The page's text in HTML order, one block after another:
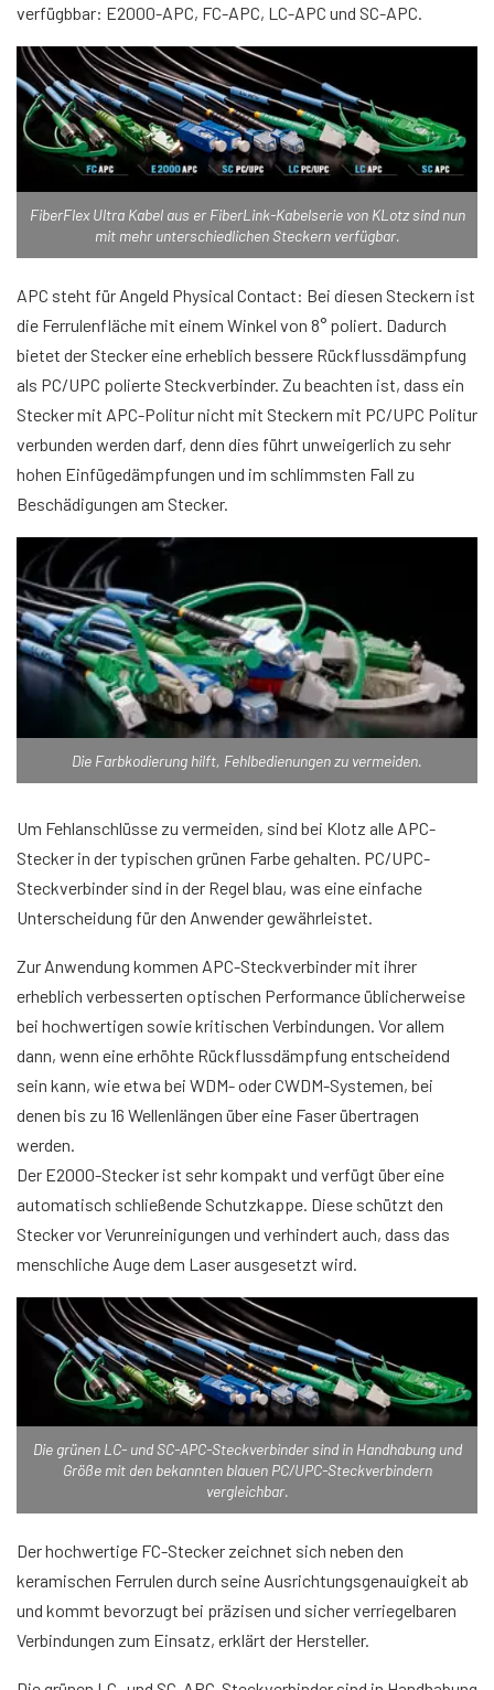
verfügbbar: E2000-APC, FC-APC, LC-APC und SC-APC.
FiberFlex Ultra Kabel aus er FiberLink-Kabelserie von KLotz sind nun
mit mehr unterschiedlichen Steckern verfügbar.
APC steht für Angeld Physical Contact: Bei diesen Steckern ist
die Ferrulenfläche mit einem Winkel von 8° poliert. Dadurch
bietet der Stecker eine erheblich bessere Rückflussdämpfung
als PC/UPC polierte Steckverbinder. Zu beachten ist, dass ein
Stecker mit APC-Politur nicht mit Steckern mit PC/UPC Politur
verbunden werden darf, denn dies führt unweigerlich zu sehr
hohen Einfügedämpfungen und im schlimmsten Fall zu
Beschädigungen am Stecker.
Die Farbkodierung hilft, Fehlbedienungen zu vermeiden.
Um Fehlanschlüsse zu vermeiden, sind bei Klotz alle APC-
Stecker in der typischen grünen Farbe gehalten. PC/UPC-
Steckverbinder sind in der Regel blau, was eine einfache
Unterscheidung für den Anwender gewährleistet.
Zur Anwendung kommen APC-Steckverbinder mit ihrer
erheblich verbesserten optischen Performance üblicherweise
bei hochwertigen sowie kritischen Verbindungen. Vor allem
dann, wenn eine erhöhte Rückflussdämpfung entscheidend
sein kann, wie etwa bei WDM- oder CWDM-Systemen, bei
denen bis zu 16 Wellenlängen über eine Faser übertragen
werden.
Der E2000-Stecker ist sehr kompakt und verfügt über eine
automatisch schließende Schutzkappe. Diese schützt den
Stecker vor Verunreinigungen und verhindert auch, dass das
menschliche Auge dem Laser ausgesetzt wird.
Die grünen LC- und SC-APC-Steckverbinder sind in Handhabung und
Größe mit den bekannten blauen PC/UPC-Steckverbindern
vergleichbar.
Der hochwertige FC-Stecker zeichnet sich neben den
keramischen Ferrulen durch seine Ausrichtungsgenauigkeit ab
und kommt bevorzugt bei präzisen und sicher verriegelbaren
Verbindungen zum Einsatz, erklärt der Hersteller.